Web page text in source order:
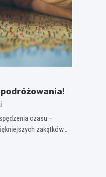
czasu –
zakątków…